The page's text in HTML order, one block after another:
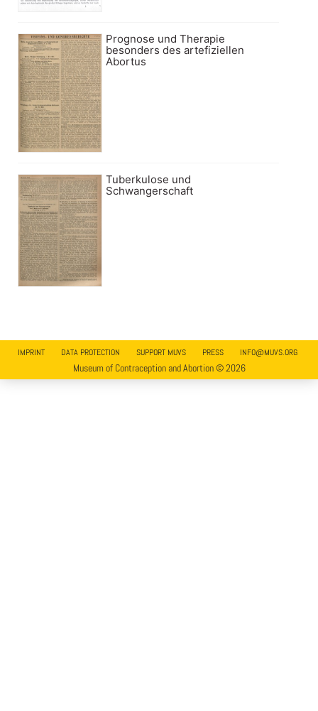
Prognose und Therapie
besonders des artefiziellen
Abortus
Tuberkulose und
Schwangerschaft
IMPRINT DATA PROTECTION SUPPORT MUVS PRESS INFO@MUVS.ORG
Museum of Contraception and Abortion © 2026